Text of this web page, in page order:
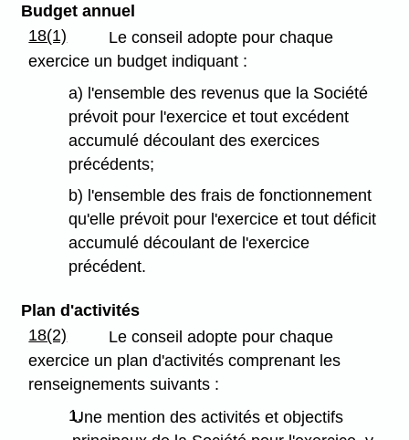
Budget annuel
18(1)
Le conseil adopte pour chaque
exercice un budget indiquant :
a) l'ensemble des revenus que la Société
prévoit pour l'exercice et tout excédent
accumulé découlant des exercices
précédents;
b) l'ensemble des frais de fonctionnement
qu'elle prévoit pour l'exercice et tout déficit
accumulé découlant de l'exercice
précédent.
Plan d'activités
18(2)
Le conseil adopte pour chaque
exercice un plan d'activités comprenant les
renseignements suivants :
1.
Une mention des activités et objectifs